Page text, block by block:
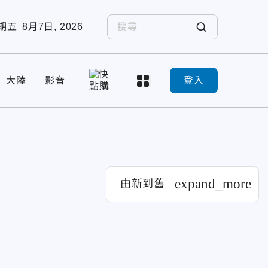
五 8月7日, 2026
大陸 影音 登入
由新到舊 expand_more